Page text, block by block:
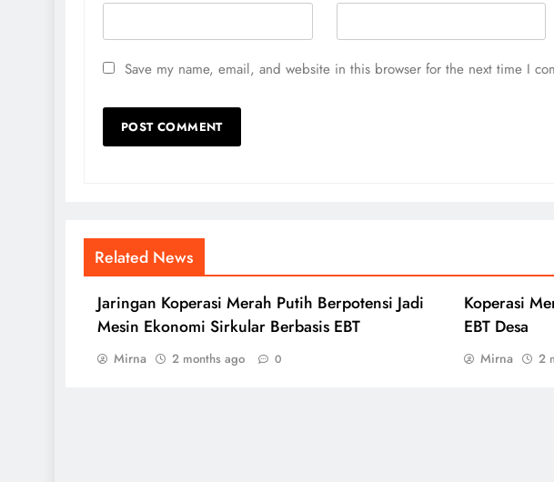
Save my name, email, and website in this browser for the next time I
Related News
Jaringan Koperasi Merah Putih Berpotensi Jadi
Mesin Ekonomi Sirkular Berbasis EBT
Mirna 2 months ago 0
Koperasi
EBT Desa
Mirna 2